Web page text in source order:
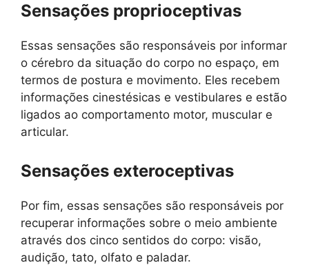
Sensações proprioceptivas
Essas sensações são responsáveis ​​por informar
o cérebro da situação do corpo no espaço, em
termos de postura e movimento. Eles recebem
informações cinestésicas e vestibulares e estão
ligados ao comportamento motor, muscular e
articular.
Sensações exteroceptivas
Por fim, essas sensações são responsáveis ​​por
recuperar informações sobre o meio ambiente
através dos cinco sentidos do corpo: visão,
audição, tato, olfato e paladar.